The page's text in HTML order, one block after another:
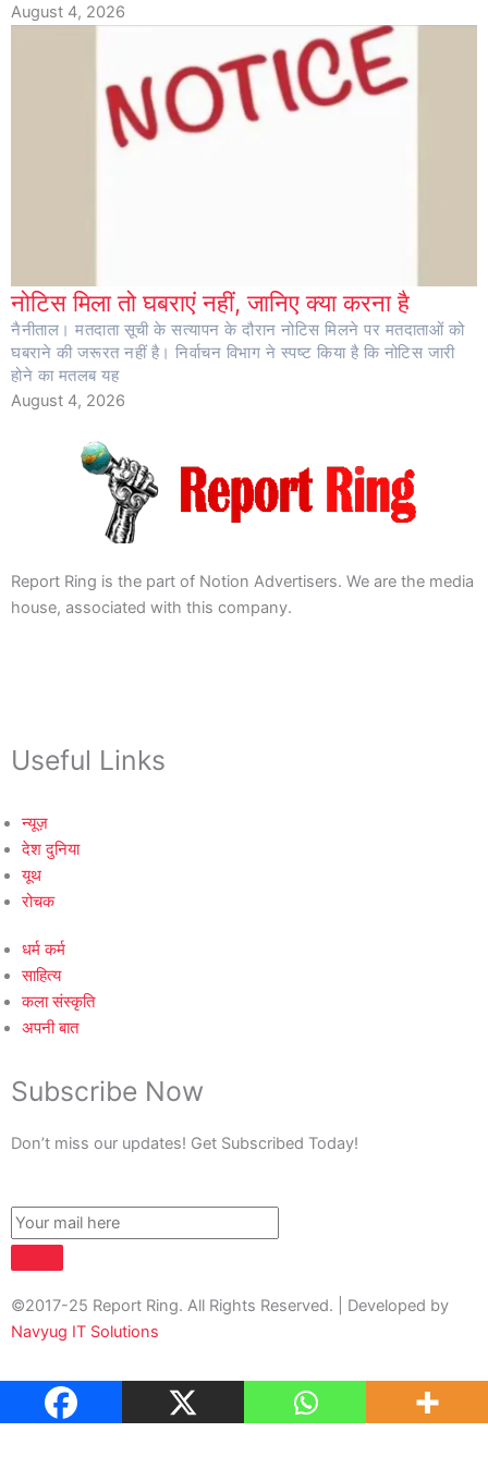
August 4, 2026
नोटिस मिला तो घबराएं नहीं, जानिए क्या करना है
नैनीताल। मतदाता सूची के सत्यापन के दौरान नोटिस मिलने पर मतदाताओं को
घबराने की जरूरत नहीं है। निर्वाचन विभाग ने स्पष्ट किया है कि नोटिस जारी
होने का मतलब यह
August 4, 2026
Report Ring is the part of Notion Advertisers. We are the media
house, associated with this company.
Useful Links
न्यूज़
देश दुनिया
यूथ
रोचक
धर्म कर्म
साहित्य
कला संस्कृति
अपनी बात
Subscribe Now
Don’t miss our updates! Get Subscribed Today!
©2017-25 Report Ring. All Rights Reserved. | Developed by
Navyug IT Solutions
About Us